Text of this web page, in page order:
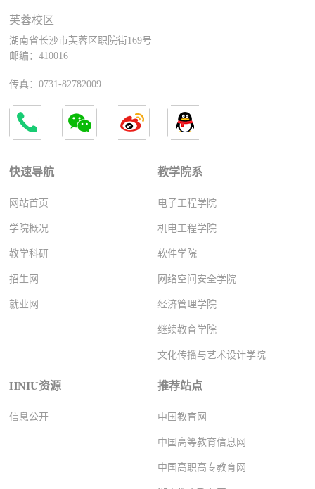
芙蓉校区
湖南省长沙市芙蓉区职院街169号
邮编：410016
传真：0731-82782009
快速导航
网站首页
学院概况
教学科研
招生网
就业网
教学院系
电子工程学院
机电工程学院
软件学院
网络空间安全学院
经济管理学院
继续教育学院
文化传播与艺术设计学院
HNIU资源
信息公开
推荐站点
中国教育网
中国高等教育信息网
中国高职高专教育网